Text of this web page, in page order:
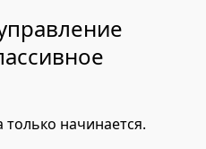
начинается.